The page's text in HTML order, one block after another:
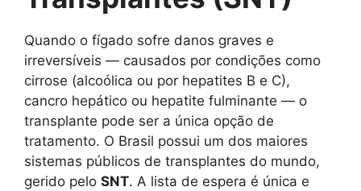
Quando o fígado sofre danos graves e
irreversíveis — causados por condições como
cirrose (alcoólica ou por hepatites B e C),
cancro hepático ou hepatite fulminante — o
transplante pode ser a única opção de
tratamento. O Brasil possui um dos maiores
sistemas públicos de transplantes do mundo,
gerido pelo SNT. A lista de espera é única e